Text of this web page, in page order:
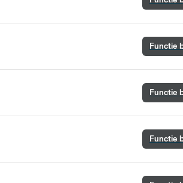
Functie
Functie
Functie